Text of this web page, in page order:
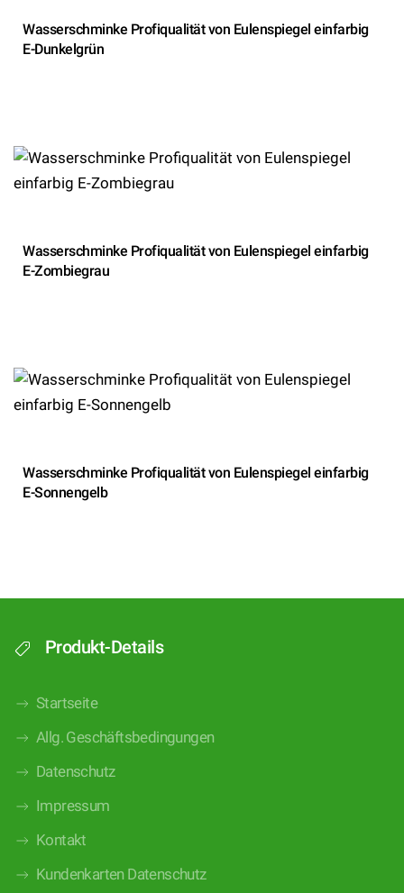
Wasserschminke Profiqualität von Eulenspiegel einfarbig
E-Dunkelgrün
Wasserschminke Profiqualität von Eulenspiegel einfarbig
E-Zombiegrau
Wasserschminke Profiqualität von Eulenspiegel einfarbig
E-Sonnengelb
Produkt-Details
Startseite
Allg. Geschäftsbedingungen
Datenschutz
Impressum
Kontakt
Kundenkarten Datenschutz